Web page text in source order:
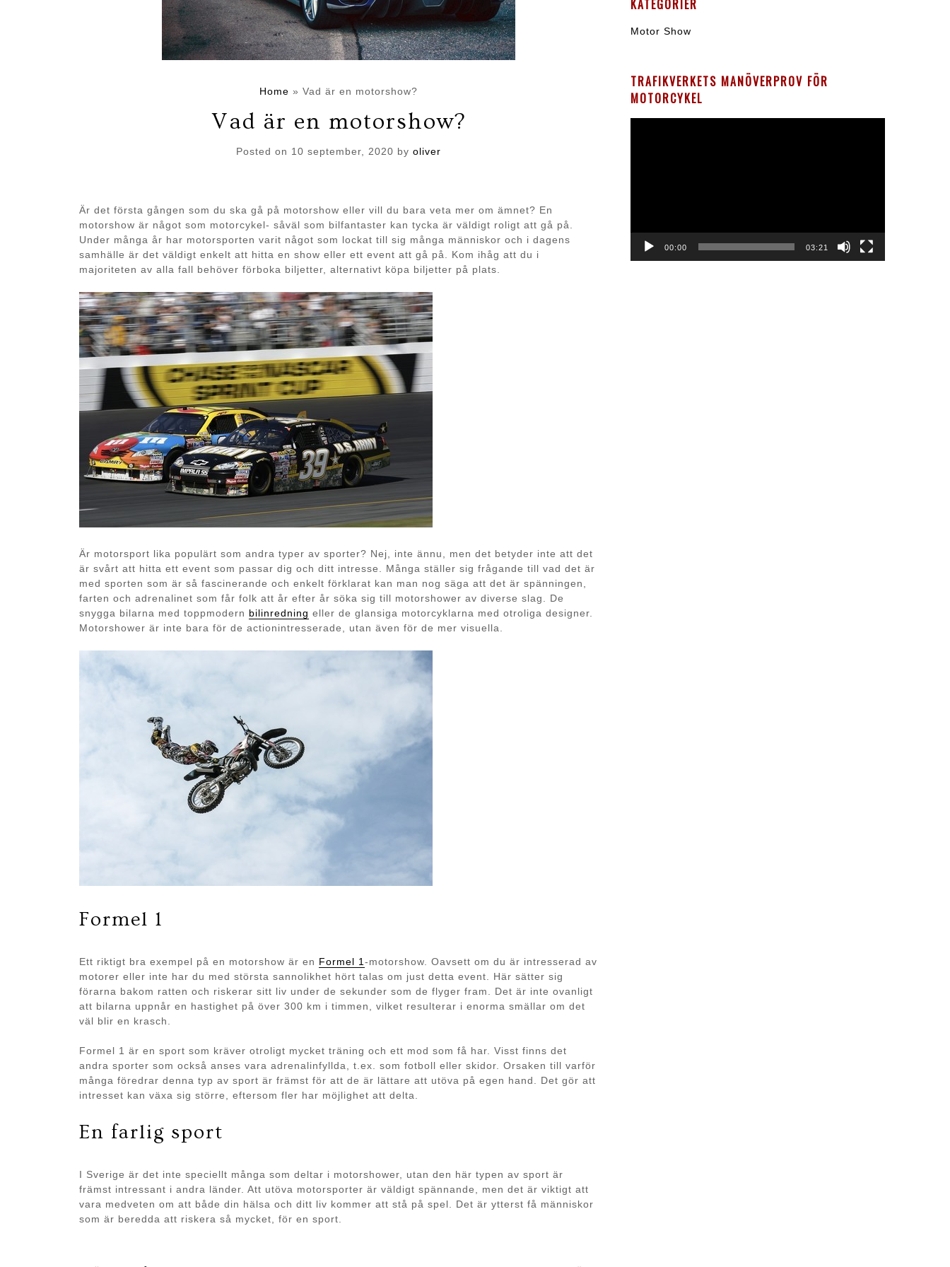
Home » Vad är en motorshow?
Vad är en motorshow?
Posted on 10 september, 2020 by oliver
Är det första gången som du ska gå på motorshow eller vill du bara veta mer om ämnet? En
motorshow är något som motorcykel- såväl som bilfantaster kan tycka är väldigt roligt att gå på.
Under många år har motorsporten varit något som lockat till sig många människor och i dagens
samhälle är det väldigt enkelt att hitta en show eller ett event att gå på. Kom ihåg att du i
majoriteten av alla fall behöver förboka biljetter, alternativt köpa biljetter på plats.
Är motorsport lika populärt som andra typer av sporter? Nej, inte ännu, men det betyder inte att det
är svårt att hitta ett event som passar dig och ditt intresse. Många ställer sig frågande till vad det är
med sporten som är så fascinerande och enkelt förklarat kan man nog säga att det är spänningen,
farten och adrenalinet som får folk att år efter år söka sig till motorshower av diverse slag. De
snygga bilarna med toppmodern bilinredning eller de glansiga motorcyklarna med otroliga designer.
Motorshower är inte bara för de actionintresserade, utan även för de mer visuella.
Formel 1
Ett riktigt bra exempel på en motorshow är en Formel 1 -motorshow. Oavsett om du är intresserad av
motorer eller inte har du med största sannolikhet hört talas om just detta event. Här sätter sig
förarna bakom ratten och riskerar sitt liv under de sekunder som de flyger fram. Det är inte ovanligt
att bilarna uppnår en hastighet på över 300 km i timmen, vilket resulterar i enorma smällar om det
väl blir en krasch.
Formel 1 är en sport som kräver otroligt mycket träning och ett mod som få har. Visst finns det
andra sporter som också anses vara adrenalinfyllda, t.ex. som fotboll eller skidor. Orsaken till varför
många föredrar denna typ av sport är främst för att de är lättare att utöva på egen hand. Det gör att
intresset kan växa sig större, eftersom fler har möjlighet att delta.
En farlig sport
I Sverige är det inte speciellt många som deltar i motorshower, utan den här typen av sport är
främst intressant i andra länder. Att utöva motorsporter är väldigt spännande, men det är viktigt att
vara medveten om att både din hälsa och ditt liv kommer att stå på spel. Det är ytterst få människor
som är beredda att riskera så mycket, för en sport.
KATEGORIER
Motor Show
TRAFIKVERKETS MANÖVERPROV FÖR
MOTORCYKEL
00:00 03:21